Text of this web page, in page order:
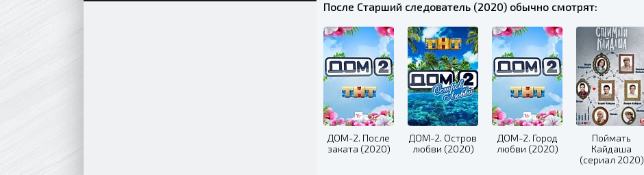
После Старший следователь (2020) обычно смотрят:
ДОМ-2. После
заката (2020)
ДОМ-2. Остров
любви (2020)
ДОМ-2. Город
любви (2020)
Поймать
Кайдаша
(сериал 2020)